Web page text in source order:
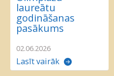
laureātu
godināšanas
pasākums
02.06.2026
Lasīt vairāk